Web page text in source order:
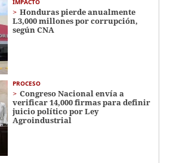
IMPACTO
Honduras pierde anualmente
L3,000 millones por corrupción,
según CNA
PROCESO
Congreso Nacional envía a
verificar 14,000 firmas para definir
juicio político por Ley
Agroindustrial